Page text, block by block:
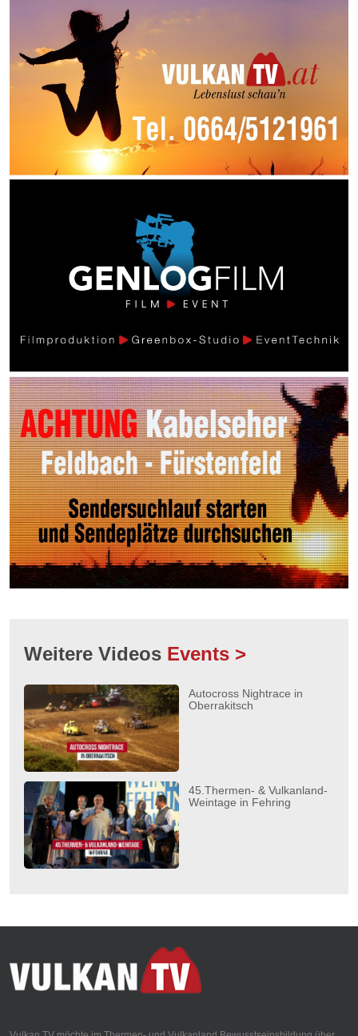
Weitere Videos Events >
Autocross Nightrace in
Oberrakitsch
45.Thermen- & Vulkanland-
Weintage in Fehring